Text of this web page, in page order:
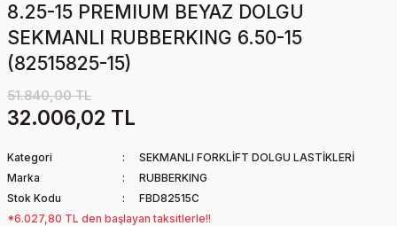
8.25-15 PREMIUM BEYAZ DOLGU
SEKMANLI RUBBERKING 6.50-15
(82515825-15)
51.840,00 TL
32.006,02 TL
Kategori
SEKMANLI FORKLİFT DOLGU LASTİKLERİ
Marka
RUBBERKING
Stok Kodu
FBD82515C
*6.027,80 TL den başlayan taksitlerle!!